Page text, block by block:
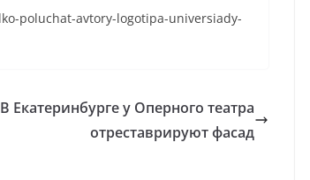
poluchat-avtory-logotipa-universiady-
В Екатеринбурге у Оперного театра
отреставрируют фасад